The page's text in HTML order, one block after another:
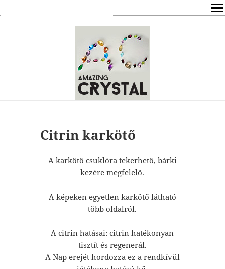
ÍRÁSOK
ÁSVÁNYOK HATÁSAI
ELÉRHETŐSÉG
FREE
VÁSÁRLÁS / KOSÁR
Citrin karkötő
A karkötő csuklóra tekerhető, bárki
kezére megfelelő.
A képeken egyetlen karkötő látható
több oldalról.
A citrin hatásai: citrin hatékonyan
tisztít és regenerál.
A Nap erejét hordozza ez a rendkívül